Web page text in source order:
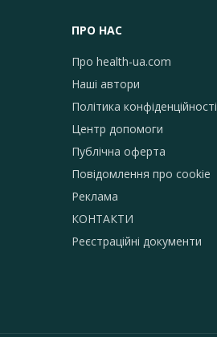
ПРО НАС
Про health-ua.com
Наші автори
Політика конфіденційності
Центр допомоги
Публічна оферта
Повідомлення про сookie
Реклама
КОНТАКТИ
Реєстраційні документи